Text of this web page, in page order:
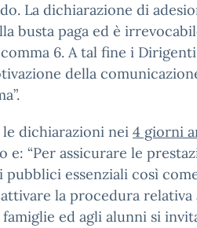
La dichiarazione di
busta paga ed è
6. A tal fine i
della
dichiarazioni nei 4 giorni
e: “Per assicurare le
pubblici essenziali così
la procedura relativa
ed agli alunni si